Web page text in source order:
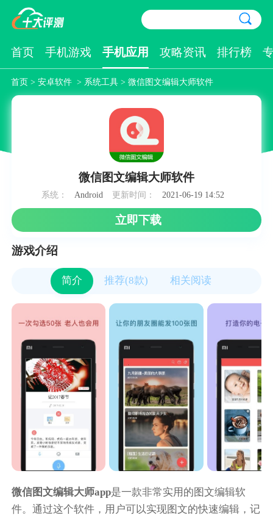
首页 手机游戏 手机应用 攻略资讯 排行榜
首页> 安卓软件 > 系统工具> 微信图文编辑大师软件
微信图文编辑大师软件
系统： Android 更新时间： 2021-06-19 14:52
立即下载
游戏介绍
简介 推荐(8款) 相关阅读
微信图文编辑大师app是一款非常实用的图文编辑软
件。通过这个软件，用户可以实现图文的快速编辑，记